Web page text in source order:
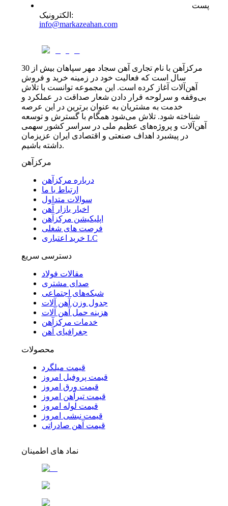
پست
الکترونیک :
info@markazeahan.com
مرکزآهن با نام تجاری آهن سجاد مهر سپاهان بیش از 30
سال است که فعالیت خود در زمینه خرید و فروش
آهن‌آلات آغاز کرده است. این مجموعه توانست با تلاش
بی‌وقفه و سرلوحه قرار دادن شعار صداقت در عملکرد و
خدمت به مشتریان به عنوان برترین در این عرصه
شناخته شود. تلاش می‌شود همگام با گسترش و توسعه
آهن‌آلات و پروژه‌های عظیم ملی در سراسر کشور سهمی
در پیشبرد اهداف صنعتی و اقتصادی ایران عزیزمان
داشته باشیم.
مرکزآهن
درباره مرکزآهن
ارتباط با ما
سوالات متداول
اخبار بازار آهن
اپلیکیشن مرکزآهن
فرصت های شغلی
خرید اعتباری LC
دسترسی سریع
مقالات فولاد
صدای مشتری
شبکه‌های اجتماعی
جدول وزن آهن آلات
هزینه حمل آهن آلات
خدمات مرکزآهن
جغرافیای آهن
محصولات
قیمت میلگرد
قیمت پروفیل امروز
قیمت ورق امروز
قیمت تیرآهن امروز
قیمت لوله امروز
قیمت نبشی امروز
قیمت آهن صادراتی
نماد های اطمینان